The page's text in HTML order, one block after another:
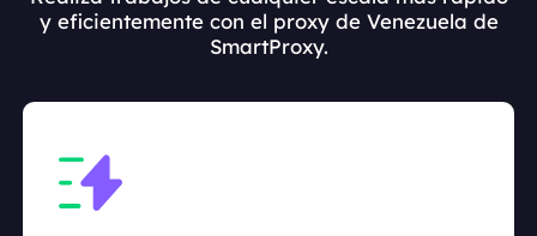
y eficientemente con el proxy de Venezuela de
SmartProxy.